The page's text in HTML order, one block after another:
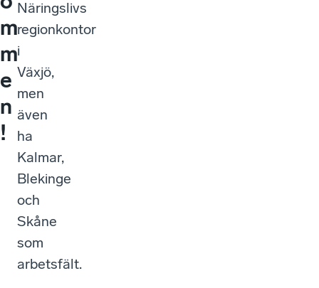
m
m
e
n
!
Näringslivs
regionkontor
i
Växjö,
men
även
ha
Kalmar,
Blekinge
och
Skåne
som
arbetsfält.